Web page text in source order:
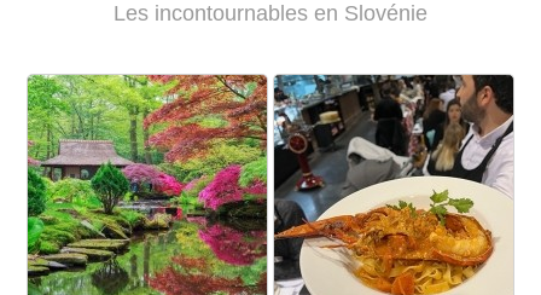
Les incontournables en Slovénie